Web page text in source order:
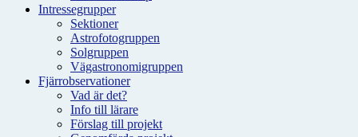
Intressegrupper
Sektioner
Astrofotogruppen
Solgruppen
Vägastronomigruppen
Fjärrobservationer
Vad är det?
Info till lärare
Förslag till projekt